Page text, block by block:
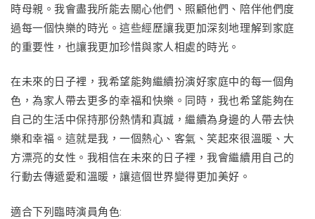
時母親。我會盡我所能去關心他們、照顧他們、陪伴他們度
過每一個快樂的時光。這些經歷讓我更加深刻地理解到家庭
的重要性，也讓我更加珍惜與家人相處的時光。
在未來的日子裡，我希望能夠繼續扮演好家庭中的每一個角
色，為家人帶去更多的幸福和快樂。同時，我也希望能夠在
自己的生活中保持那份熱情和真誠，繼續為身邊的人帶去快
樂和幸福。這就是我，一個熱心、客氣、笑起來很溫暖、大
方漂亮的女性。我相信在未來的日子裡，我會繼續用自己的
行動去傳遞愛和溫暖，讓這個世界變得更加美好。
適合下列臨時演員角色: